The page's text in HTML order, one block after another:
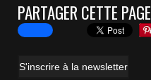
PARTAGER CETTE PAGE
S'inscrire à la newsletter